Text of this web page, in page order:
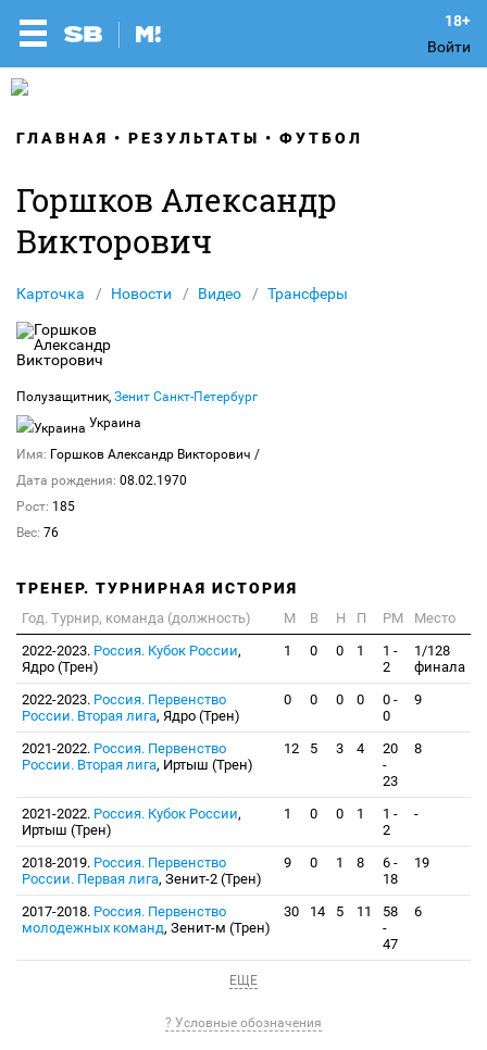
Войти
ГЛАВНАЯ РЕЗУЛЬТАТЫ ФУТБОЛ
Горшков Александр
Викторович
Карточка Новости Видео Трансферы
Полузащитник, Зенит Санкт-Петербург
Украина
Имя: Горшков Александр Викторович /
Дата рождения: 08.02.1970
Рост: 185
Вес: 76
ТРЕНЕР. ТУРНИРНАЯ ИСТОРИЯ
Год. Турнир, команда (должность) М В Н П РМ
Место
2022-2023. Россия. Кубок России,
Ядро (Трен)
1 0 0 1
1 -
2
1/128
финала
2022-2023. Россия. Первенство
России. Вторая лига, Ядро (Трен)
0 0 0 0
0 -
0
9
2021-2022. Россия. Первенство
России. Вторая лига, Иртыш (Трен)
12 5 3 4
20
-
23
8
2021-2022. Россия. Кубок России,
Иртыш (Трен)
1 0 0 1
1 -
2
-
2018-2019. Россия. Первенство
России. Первая лига, Зенит-2 (Трен)
9 0 1 8
6 -
18
19
2017-2018. Россия. Первенство
молодежных команд, Зенит-м (Трен)
30 14 5 11
58
-
47
6
ЕЩЕ
? Условные обозначения